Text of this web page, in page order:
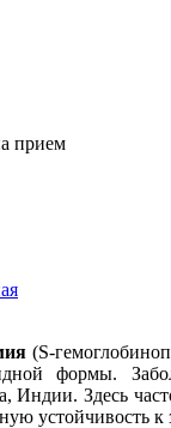
прием
(S-
формы.
Индии. Здесь
устойчивость к